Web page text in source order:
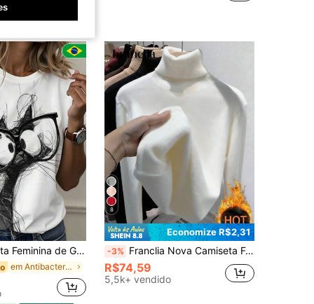
T-shirt Feminina com Estampa de gato com óculos, Camiseta Casual De Manga Curta, Promoção Blusinha Feminina, Conforto para Todas as Estações
em Antibacteriano Tops, blusas e camisetas feminin
8
Economize R$2,31
-3% Franclia Nova Camiseta Feminina de Manga Longa com Gola Redonda Versátil e Reforçada, Inverno
R$74,59
5,5k+ vendido